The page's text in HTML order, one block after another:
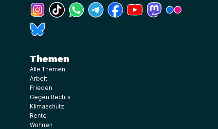
(Link öffnet ein neues Fenster)
(Link öffnet ein neues Fenster)
(Link öffnet ein neues Fenster)
(Link öffnet ein neues Fenster)
(Link öffnet ein neues Fenster)
(Link öffnet ein neues
(Link öffnet ein
Themen
Alle Themen
Arbeit
Frieden
Gegen Rechts
Klimaschutz
Rente
Wohnen